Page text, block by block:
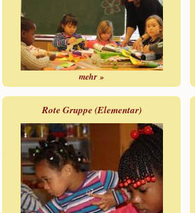
mehr »
Rote Gruppe (Elementar)